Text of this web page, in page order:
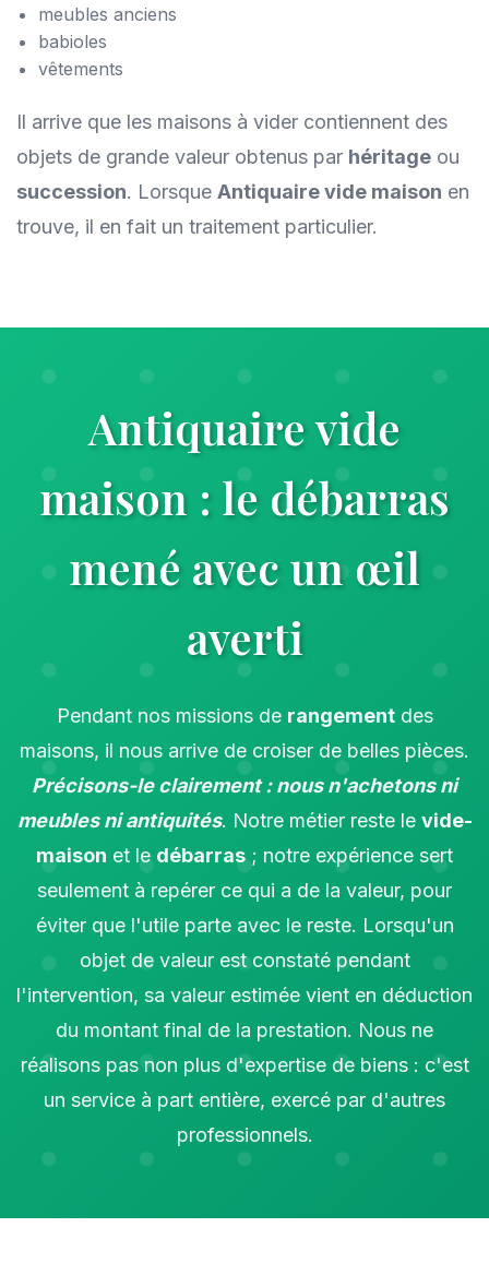
meubles anciens
babioles
vêtements
Il arrive que les maisons à vider contiennent des
objets de grande valeur obtenus par héritage ou
succession. Lorsque Antiquaire vide maison en
trouve, il en fait un traitement particulier.
Antiquaire vide
maison : le débarras
mené avec un œil
averti
Pendant nos missions de rangementdes
maisons, il nous arrive de croiser de belles pièces.
Précisons-le clairement : nous n'achetons ni
meubles ni antiquités. Notre métier reste le vide-
maison et le débarras; notre expérience sert
seulement à repérer ce qui a de la valeur, pour
éviter que l'utile parte avec le reste. Lorsqu'un
objet de valeur est constaté pendant
l'intervention, sa valeur estimée vient en déduction
du montant final de la prestation. Nous ne
réalisons pas non plus d'expertise de biens : c'est
un service à part entière, exercé par d'autres
professionnels.